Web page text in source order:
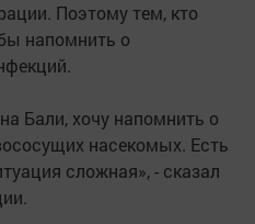
Поэтому тем, кто
напомнить о
Бали, хочу напомнить о
насекомых. Есть
сложная», - сказал